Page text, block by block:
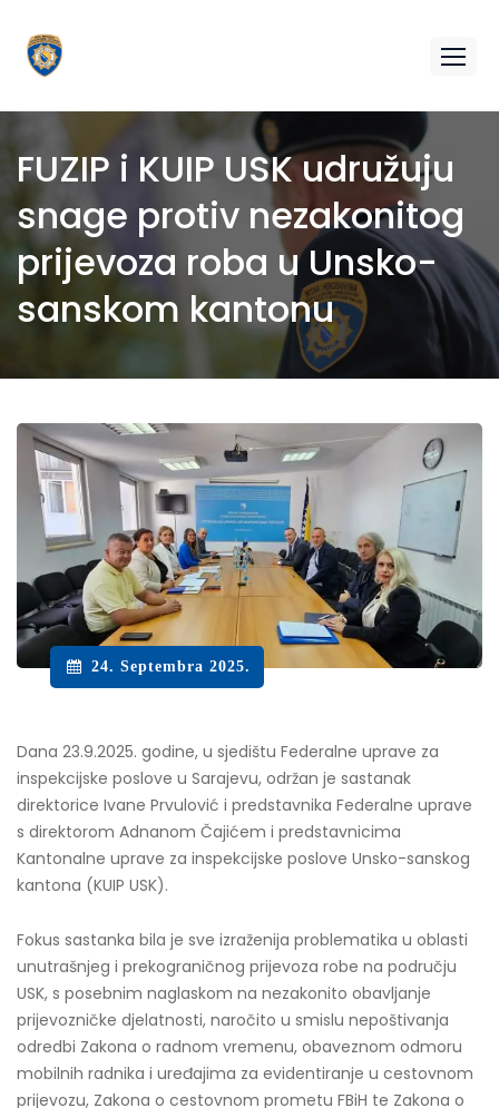
FUZIP i KUIP USK udružuju
snage protiv nezakonitog
prijevoza roba u Unsko-
sanskom kantonu
24. Septembra 2025.
Dana 23.9.2025. godine, u sjedištu Federalne uprave za
inspekcijske poslove u Sarajevu, održan je sastanak
direktorice Ivane Prvulović i predstavnika Federalne uprave
s direktorom Adnanom Čajićem i predstavnicima
Kantonalne uprave za inspekcijske poslove Unsko-sanskog
kantona (KUIP USK).
Fokus sastanka bila je sve izraženija problematika u oblasti
unutrašnjeg i prekograničnog prijevoza robe na području
USK, s posebnim naglaskom na nezakonito obavljanje
prijevozničke djelatnosti, naročito u smislu nepoštivanja
odredbi Zakona o radnom vremenu, obaveznom odmoru
mobilnih radnika i uređajima za evidentiranje u cestovnom
prijevozu, Zakona o cestovnom prometu FBiH te Zakona o